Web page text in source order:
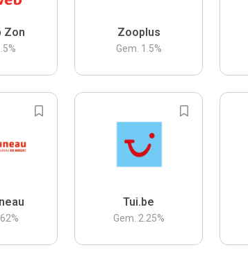
Zon
%
Zooplus
Gem. 1.5%
%
Tui.be
Gem. 2.25%